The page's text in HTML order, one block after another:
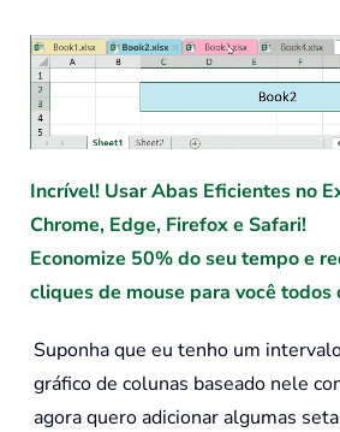
Incrível! Usar Abas Eficientes no
Chrome, Edge, Firefox e Safari!
Economize 50% do seu tempo e
cliques de mouse para você todos
Suponha que eu tenho um
gráfico de colunas baseado nele
agora quero adicionar algumas